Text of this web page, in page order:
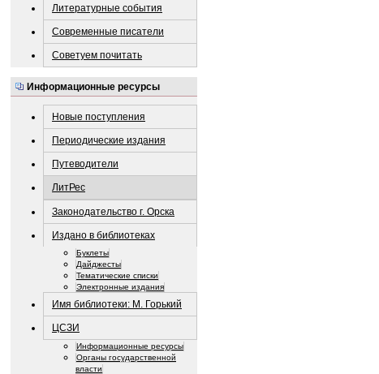
Литературные события
Современные писатели
Советуем почитать
Информационные ресурсы
Новые поступления
Периодические издания
Путеводители
ЛитРес
Законодательство г. Орска
Издано в библиотеках
Буклеты
Дайджесты
Тематические списки
Электронные издания
Имя библиотеки: М. Горький
ЦСЗИ
Информационные ресурсы
Органы государственной
власти